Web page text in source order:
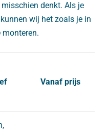
denkt. Als je
wij het zoals je in
Vanaf prijs